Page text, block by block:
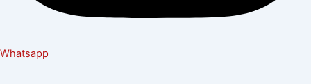
Whatsapp